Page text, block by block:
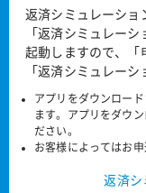
返済シミュレーショ
「返済シミュレー
起動しますので、「
「返済シミュレー
アプリをダウンロー
ます。アプリをダウ
ださい。
お客様によってはお
返済シ